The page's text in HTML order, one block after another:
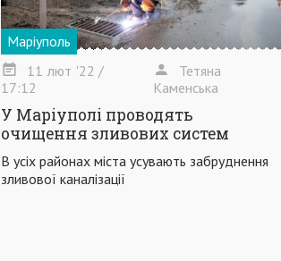
Маріуполь
11 лют '22 /
17:12
Тетяна
Каменська
У Маріуполі проводять
очищення зливових систем
В усіх районах міста усувають забруднення
зливової каналізації